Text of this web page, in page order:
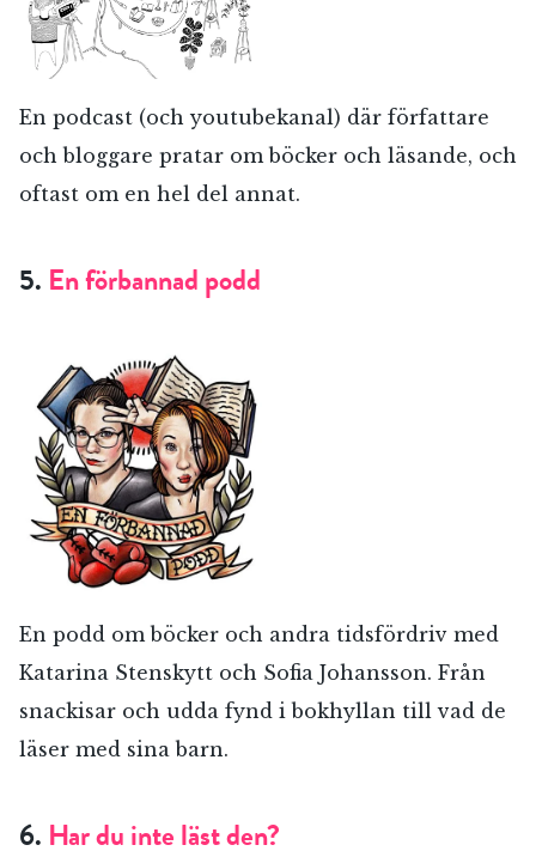
En podcast (och youtubekanal) där författare
och bloggare pratar om böcker och läsande, och
oftast om en hel del annat.
5. En förbannad podd
En podd om böcker och andra tidsfördriv med
Katarina Stenskytt och Sofia Johansson. Från
snackisar och udda fynd i bokhyllan till vad de
läser med sina barn.
6. Har du inte läst den?